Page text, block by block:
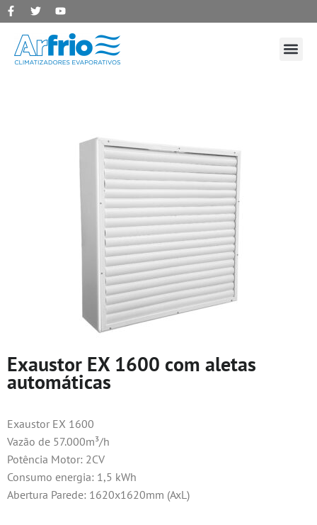
Exaustor EX 1600 com aletas
automáticas
Exaustor EX 1600
Vazão de 57.000m³/h
Potência Motor: 2CV
Consumo energia: 1,5 kWh
Abertura Parede: 1620x1620mm (AxL)